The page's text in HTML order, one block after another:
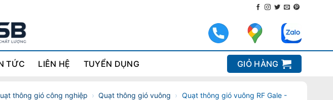
TỨC LIÊN HỆ TUYỂN DỤNG GIỎ HÀNG
thông gió công nghiệp › Quạt thông gió vuông › Quạt thông gió vuông RF Gale -